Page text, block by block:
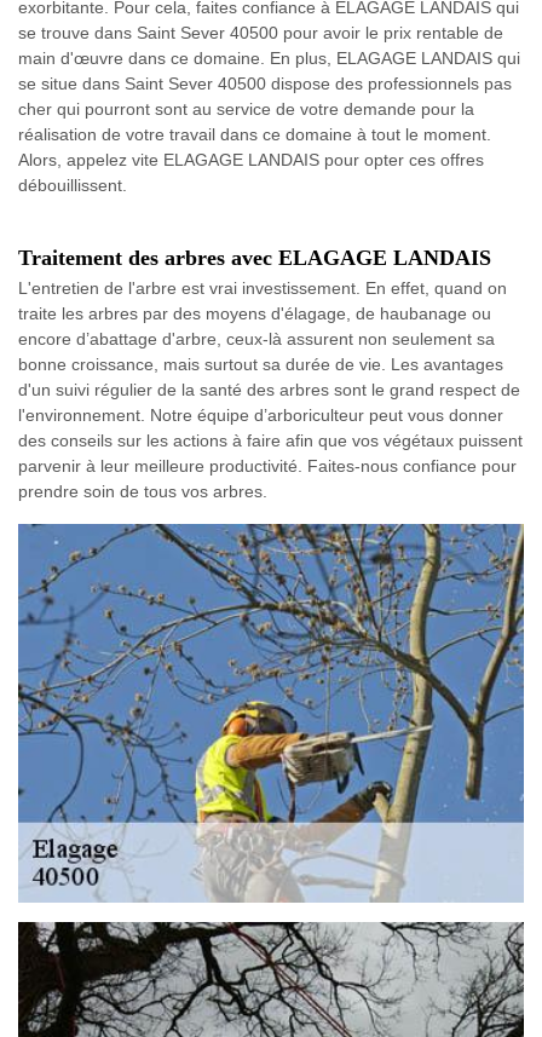
exorbitante. Pour cela, faites confiance à ELAGAGE LANDAIS qui
se trouve dans Saint Sever 40500 pour avoir le prix rentable de
main d'œuvre dans ce domaine. En plus, ELAGAGE LANDAIS qui
se situe dans Saint Sever 40500 dispose des professionnels pas
cher qui pourront sont au service de votre demande pour la
réalisation de votre travail dans ce domaine à tout le moment.
Alors, appelez vite ELAGAGE LANDAIS pour opter ces offres
débouillissent.
Traitement des arbres avec ELAGAGE LANDAIS
L'entretien de l'arbre est vrai investissement. En effet, quand on
traite les arbres par des moyens d'élagage, de haubanage ou
encore d’abattage d'arbre, ceux-là assurent non seulement sa
bonne croissance, mais surtout sa durée de vie. Les avantages
d'un suivi régulier de la santé des arbres sont le grand respect de
l'environnement. Notre équipe d’arboriculteur peut vous donner
des conseils sur les actions à faire afin que vos végétaux puissent
parvenir à leur meilleure productivité. Faites-nous confiance pour
prendre soin de tous vos arbres.